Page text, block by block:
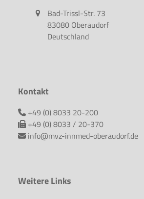
Bad-Trissl-Str. 73
83080 Oberaudorf
Deutschland
Kontakt
+49 (0) 8033 20-200
+49 (0) 8033 / 20-370
info@mvz-innmed-oberaudorf.de
Weitere Links